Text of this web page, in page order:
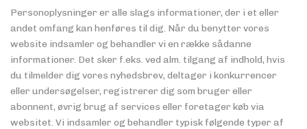
Personoplysninger er alle slags informationer, der i et eller
andet omfang kan henføres til dig. Når du benytter vores
website indsamler og behandler vi en række sådanne
informationer. Det sker f.eks. ved alm. tilgang af indhold, hvis
du tilmelder dig vores nyhedsbrev, deltager i konkurrencer
eller undersøgelser, registrerer dig som bruger eller
abonnent, øvrig brug af services eller foretager køb via
websitet. Vi indsamler og behandler typisk følgende typer af